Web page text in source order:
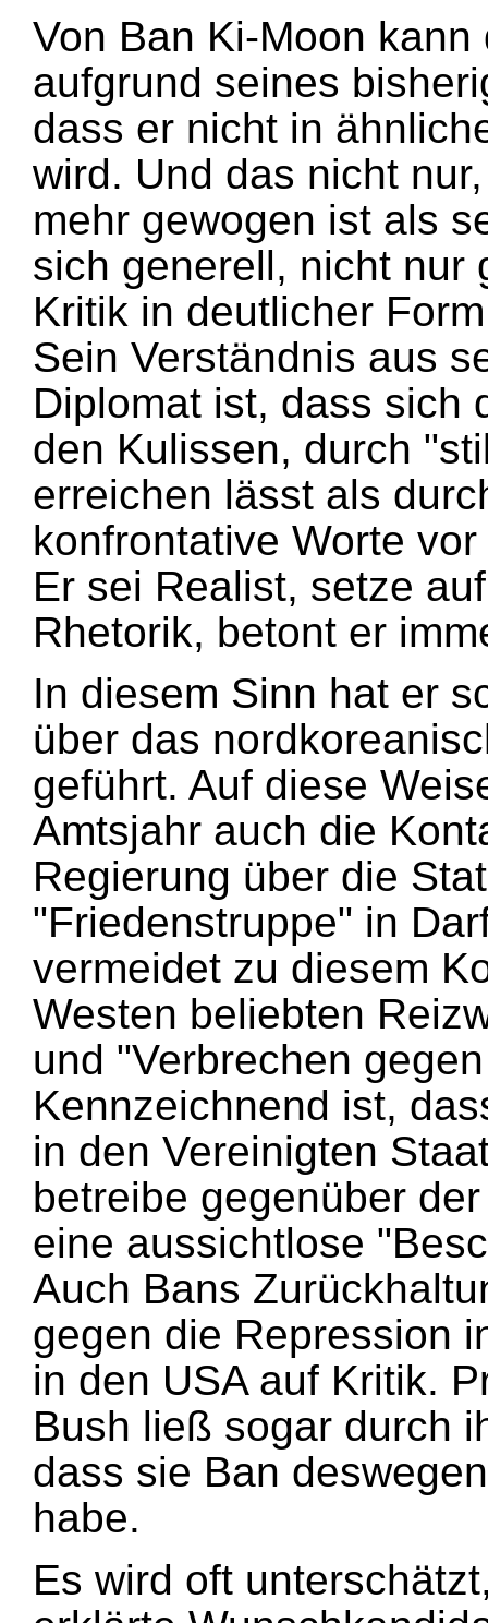
Von Ban Ki-Moon
aufgrund seines
dass er nicht in
wird. Und das nicht
mehr gewogen ist als
sich generell, nicht nur
Kritik in deutlicher
Sein Verständnis aus
Diplomat ist, dass sich
den Kulissen, durch
erreichen lässt als
konfrontative Worte
Er sei Realist, setze
Rhetorik, betont er
In diesem Sinn hat er
über das
geführt. Auf diese
Amtsjahr auch die
Regierung über die
"Friedenstruppe" in
vermeidet zu diesem
Westen beliebten
und "Verbrechen
Kennzeichnend ist,
in den Vereinigten
betreibe gegenüber
eine aussichtlose
Auch Bans
gegen die Repression
in den USA auf Kritik.
Bush ließ sogar durch
dass sie Ban
habe.
Es wird oft